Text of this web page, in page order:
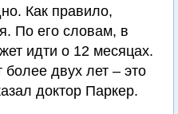
Как правило,
По его словам, в
идти о 12 месяцах.
двух лет – это
доктор Паркер.